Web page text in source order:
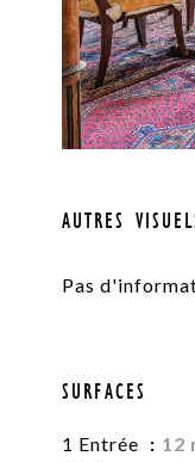
AUTRES
Pas
SURFACES
1 Entrée
12